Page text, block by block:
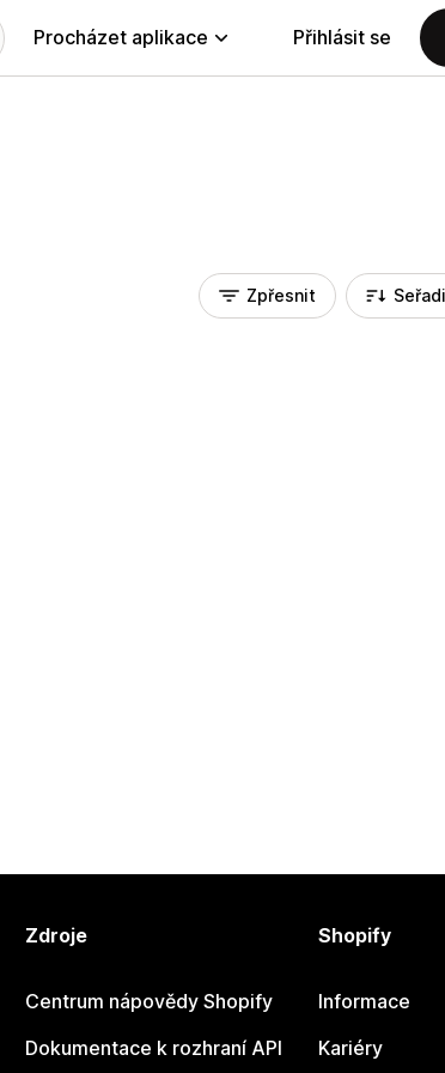
Procházet aplikace Přihlásit se
Zpřesnit
Zdroje
Centrum nápovědy Shopify
Dokumentace k rozhraní API
Shopify
Informace
Kariéry